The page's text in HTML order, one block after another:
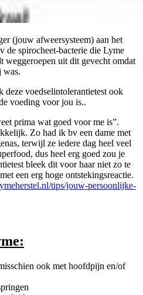
(jouw afweersysteem) aan het
de spirocheet-bacterie die Lyme
weggeroepen uit dit gevecht omdat
was.
voedselintolerantietest ook
voeding voor jou is..
prima wat goed voor me is”.
Zo had ik bv een dame met
terwijl ze iedere dag heel veel
dus heel erg goed zou je
bleek dit voor haar niet zo te
een erg hoge ontstekingsreactie.
tips/jouw-persoonlijke-
ook met hoofdpijn en/of